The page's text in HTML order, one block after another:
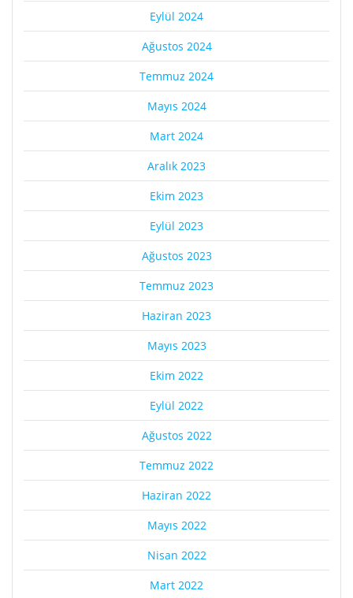
Eylül 2024
Ağustos 2024
Temmuz 2024
Mayıs 2024
Mart 2024
Aralık 2023
Ekim 2023
Eylül 2023
Ağustos 2023
Temmuz 2023
Haziran 2023
Mayıs 2023
Ekim 2022
Eylül 2022
Ağustos 2022
Temmuz 2022
Haziran 2022
Mayıs 2022
Nisan 2022
Mart 2022